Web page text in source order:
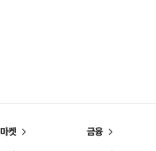
마켓 금융